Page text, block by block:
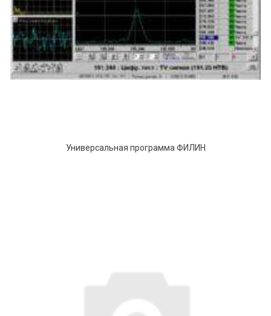
Универсальная программа ФИЛИН